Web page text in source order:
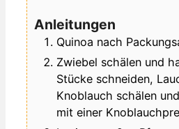
Anleitungen
Quinoa nach
Zwiebel schälen und
Stücke schneiden,
Knoblauch schälen
mit einer